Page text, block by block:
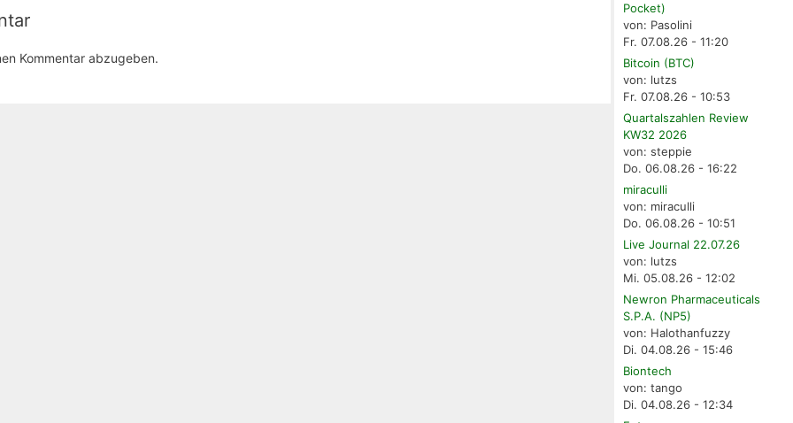
Kommentar abzugeben.
Pocket)
von: Pasolini
Fr. 07.08.26 - 11:20
Bitcoin (BTC)
von: lutzs
Fr. 07.08.26 - 10:53
Quartalszahlen Review
KW32 2026
von: steppie
Do. 06.08.26 - 16:22
miraculli
von: miraculli
Do. 06.08.26 - 10:51
Live Journal 22.07.26
von: lutzs
Mi. 05.08.26 - 12:02
Newron Pharmaceuticals
S.P.A. (NP5)
von: Halothanfuzzy
Di. 04.08.26 - 15:46
Biontech
von: tango
Di. 04.08.26 - 12:34